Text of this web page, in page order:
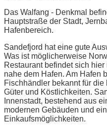
Das Walfang - Denkmal
Hauptstraße der Stadt,
Hafenbereich.
Sandefjord hat eine gute
Was ist möglicherweise
Restaurant befindet sich
nahe dem Hafen. Am Hafen
Fischhändler bekannt für
Güter und Köstlichkeiten.
Innenstadt, bestehend aus
modernen Gebäuden und
Einkaufsmöglichkeiten.